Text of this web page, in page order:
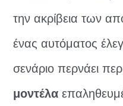
την ακρίβεια των
ένας αυτόματος
σενάριο περνάει
μοντέλα